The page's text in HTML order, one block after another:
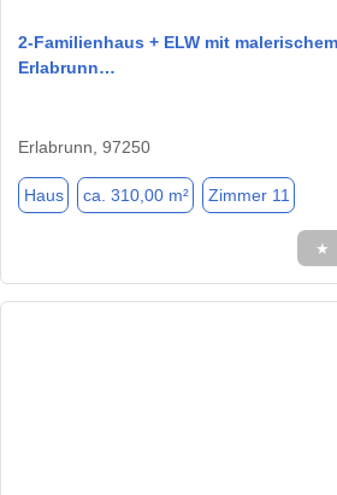
2-Familienhaus + ELW mit
Erlabrunn…
Erlabrunn, 97250
Haus ca. 310,00 m² Zimmer 11
★